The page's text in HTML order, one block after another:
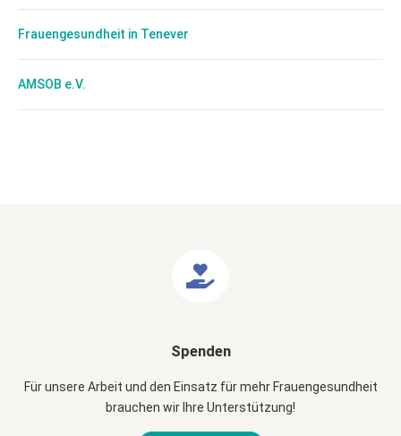
Frauengesundheit in Tenever
AMSOB e.V.
Spenden
Für unsere Arbeit und den Einsatz für mehr Frauengesundheit
brauchen wir Ihre Unterstützung!